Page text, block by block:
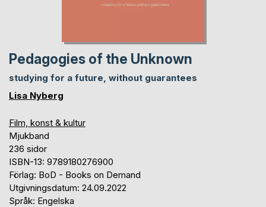
Pedagogies of the Unknown
studying for a future, without guarantees
Lisa Nyberg
Film, konst & kultur
Mjukband
236 sidor
ISBN-13: 9789180276900
Förlag: BoD - Books on Demand
Utgivningsdatum: 24.09.2022
Språk: Engelska